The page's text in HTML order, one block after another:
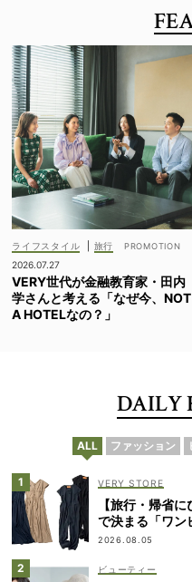
ライフスタイル
旅行
2026.07.27
VERY世代が金融教育家・田内
学さんと考える「なぜ今、NOT
A HOTELなの？」
DAILY
ALL ファッション
VERY STORE
【旅行・帰省
で決まる「ワン
2026.08.05
ビューティー